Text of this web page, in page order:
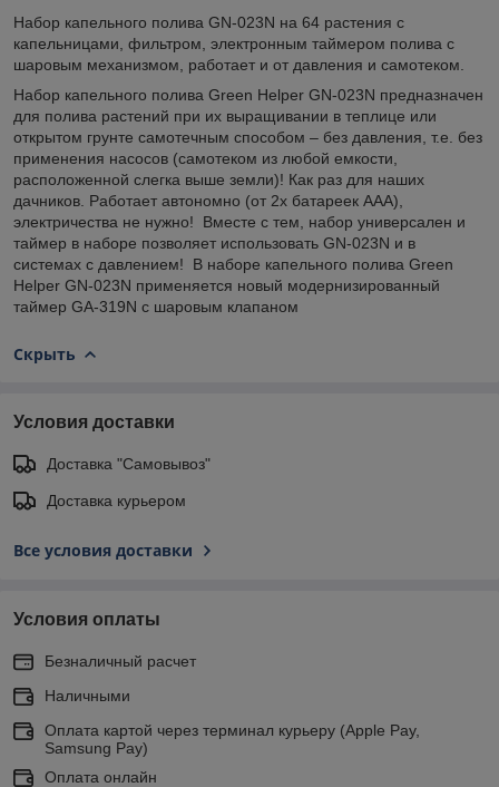
Набор капельного полива GN-023N на 64 растения с
капельницами, фильтром, электронным таймером полива с
шаровым механизмом, работает и от давления и самотеком.
Набор капельного полива Green Helper GN-023N предназначен
для полива растений при их выращивании в теплице или
открытом грунте самотечным способом – без давления, т.е. без
применения насосов (самотеком из любой емкости,
расположенной слегка выше земли)! Как раз для наших
дачников. Работает автономно (от 2х батареек ААА),
электричества не нужно! Вместе с тем, набор универсален и
таймер в наборе позволяет использовать GN-023N и в
системах с давлением! В наборе капельного полива Green
Helper GN-023N применяется новый модернизированный
таймер GA-319N с шаровым клапаном
Скрыть
Условия доставки
Доставка "Самовывоз"
Доставка курьером
Все условия доставки
Условия оплаты
Безналичный расчет
Наличными
Оплата картой через терминал курьеру (Apple Pay,
Samsung Pay)
Оплата онлайн